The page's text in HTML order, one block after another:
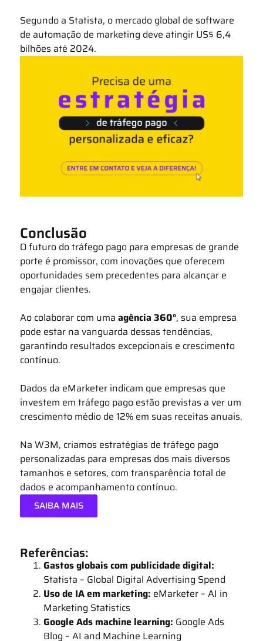
Segundo a Statista, o mercado global de software
de automação de marketing deve atingir US$ 6,4
bilhões até 2024.
Conclusão
O futuro do tráfego pago para empresas de grande
porte é promissor, com inovações que oferecem
oportunidades sem precedentes para alcançar e
engajar clientes.
Ao colaborar com uma agência 360°, sua empresa
pode estar na vanguarda dessas tendências,
garantindo resultados excepcionais e crescimento
contínuo.
Dados da eMarketer indicam que empresas que
investem em tráfego pago estão previstas a ver um
crescimento médio de 12% em suas receitas anuais.
Na W3M, criamos estratégias de tráfego pago
personalizadas para empresas dos mais diversos
tamanhos e setores, com transparência total de
dados e acompanhamento contínuo.
SAIBA MAIS
Referências:
Gastos globais com publicidade digital:
Statista – Global Digital Advertising Spend
Uso de IA em marketing: eMarketer – AI in
Marketing Statistics
Google Ads machine learning: Google Ads
Blog – AI and Machine Learning